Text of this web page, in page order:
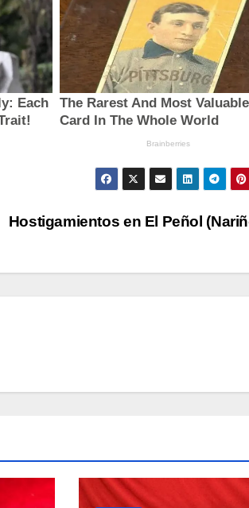
Hostigamientos en El Peñol